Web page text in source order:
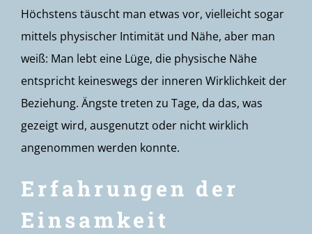
Höchstens täuscht man etwas vor, vielleicht sogar
mittels physischer Intimität und Nähe, aber man
weiß: Man lebt eine Lüge, die physische Nähe
entspricht keineswegs der inneren Wirklichkeit der
Beziehung. Ängste treten zu Tage, da das, was
gezeigt wird, ausgenutzt oder nicht wirklich
angenommen werden konnte.
Erfahrungen der
Einsamkeit